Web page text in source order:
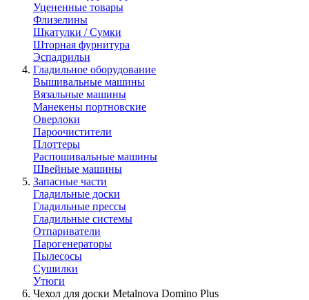
Уцененные товары
Флизелины
Шкатулки / Сумки
Шторная фурнитура
Эспадрильи
Гладильное оборудование
Вышивальные машины
Вязальные машины
Манекены портновские
Оверлоки
Пароочистители
Плоттеры
Распошивальные машины
Швейные машины
Запасные части
Гладильные доски
Гладильные прессы
Гладильные системы
Отпариватели
Парогенераторы
Пылесосы
Сушилки
Утюги
Чехол для доски Metalnova Domino Plus